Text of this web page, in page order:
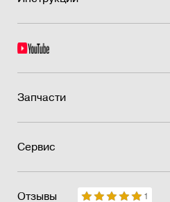
Запчасти
Сервис
Отзывы 1